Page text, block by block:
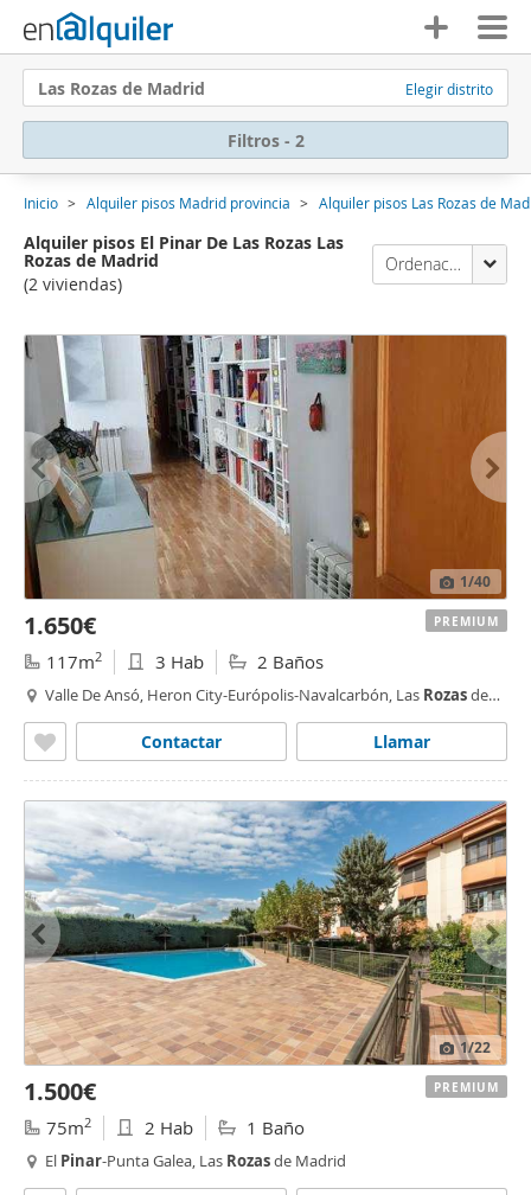
Las Rozas de Madrid Elegir distrito
Filtros - 2
Inicio Alquiler pisos Madrid provincia Alquiler pisos Las Rozas de
Alquiler pisos El Pinar De Las Rozas Las
Rozas de Madrid
(2 viviendas)
Ordenación Enalquiler
1/40
1.650€
117m2 3 Hab 2 Baños
Valle De Ansó, Heron City-Európolis-Navalcarbón, Las Rozasde
Llamar
Contactar
PREMIUM
1/22
1.500€
75m2 2 Hab 1 Baño
El Pinar-Punta Galea, Las Rozasde Madrid
PREMIUM